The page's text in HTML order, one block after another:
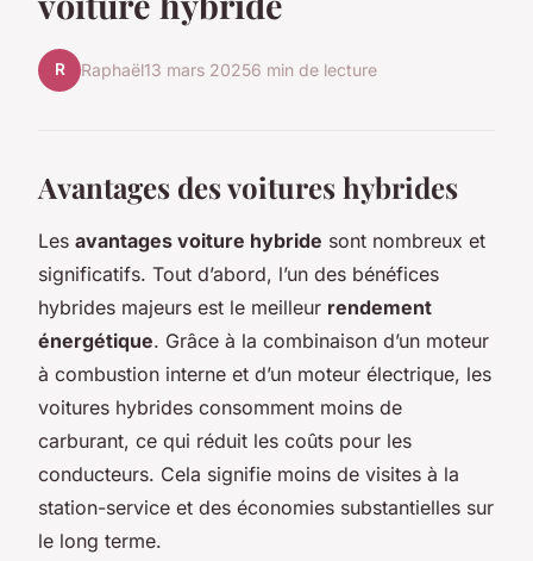
R Raphaël13 mars 20256 min de lecture
Avantages des voitures hybrides
Les avantages voiture hybride sont nombreux et
significatifs. Tout d’abord, l’un des bénéfices
hybrides majeurs est le meilleur rendement
énergétique. Grâce à la combinaison d’un moteur
à combustion interne et d’un moteur électrique, les
voitures hybrides consomment moins de
carburant, ce qui réduit les coûts pour les
conducteurs. Cela signifie moins de visites à la
station-service et des économies substantielles sur
le long terme.